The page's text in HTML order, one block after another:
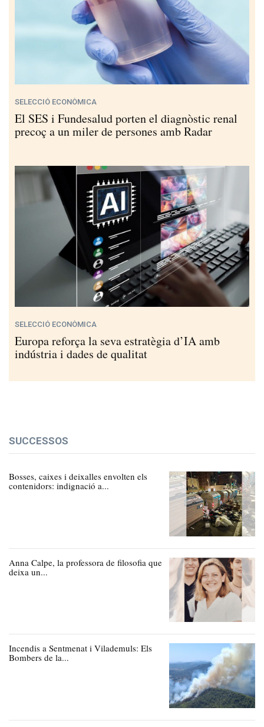
SELECCIÓ ECONÒMICA
El SES i Fundesalud porten el diagnòstic renal
precoç a un miler de persones amb Radar
SELECCIÓ ECONÒMICA
Europa reforça la seva estratègia d’IA amb
indústria i dades de qualitat
SUCCESSOS
Bosses, caixes i deixalles envolten els
contenidors: indignació a...
Anna Calpe, la professora de filosofia que
deixa un...
Incendis a Sentmenat i Vilademuls: Els
Bombers de la...